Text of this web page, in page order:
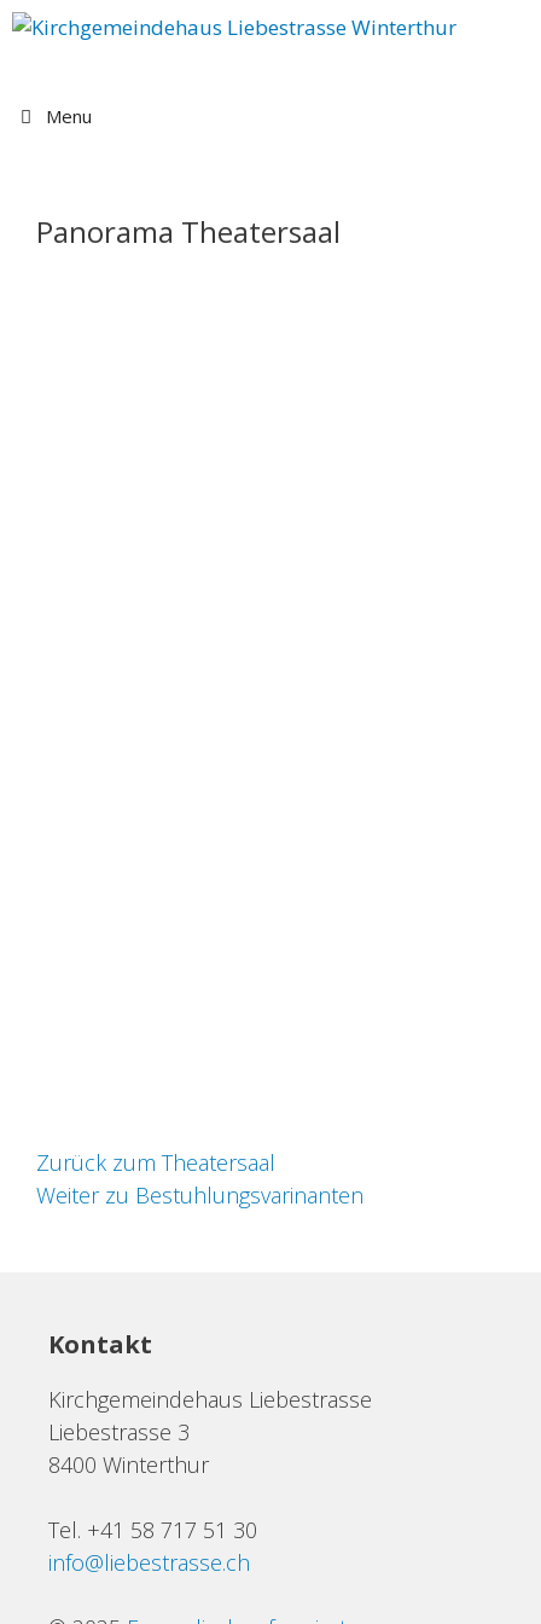
Springe
Menu
Panorama Theatersaal
Zurück zum Theatersaal
Weiter zu Bestuhlungsvarinanten
Kontakt
Kirchgemeindehaus Liebestrasse
Liebestrasse 3
8400 Winterthur
Tel. +41 58 717 51 30
info@liebestrasse.ch